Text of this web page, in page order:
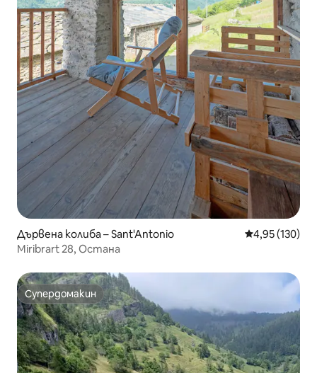
Дървена колиба – Sant'Antonio Средна
4,95 (130)
Miribrart 28, Остана
Супердомакин
Супердомакин